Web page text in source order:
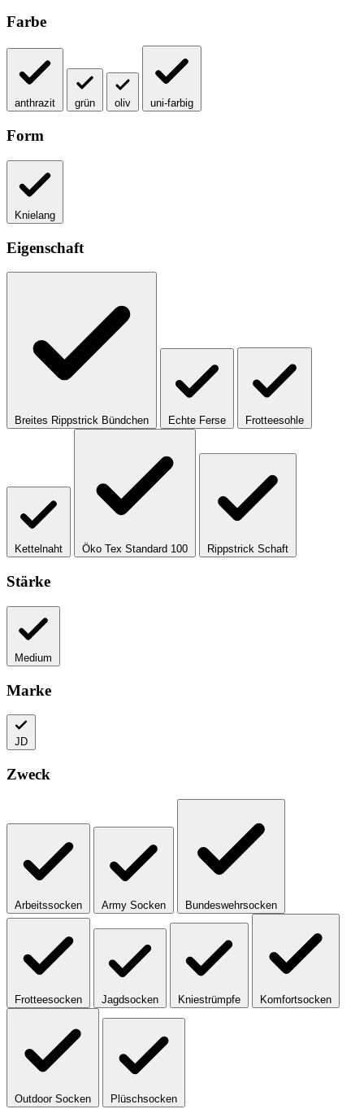
Farbe
anthrazit grün oliv uni-farbig
Form
Knielang
Eigenschaft
Breites Rippstrick Bündchen Echte Ferse Frotteesohle
Kettelnaht Öko Tex Standard 100 Rippstrick Schaft
Stärke
Medium
Marke
JD
Zweck
Arbeitssocken Army Socken Bundeswehrsocken
Frotteesocken Jagdsocken Kniestrümpfe Komfortsocken
Outdoor Socken Plüschsocken